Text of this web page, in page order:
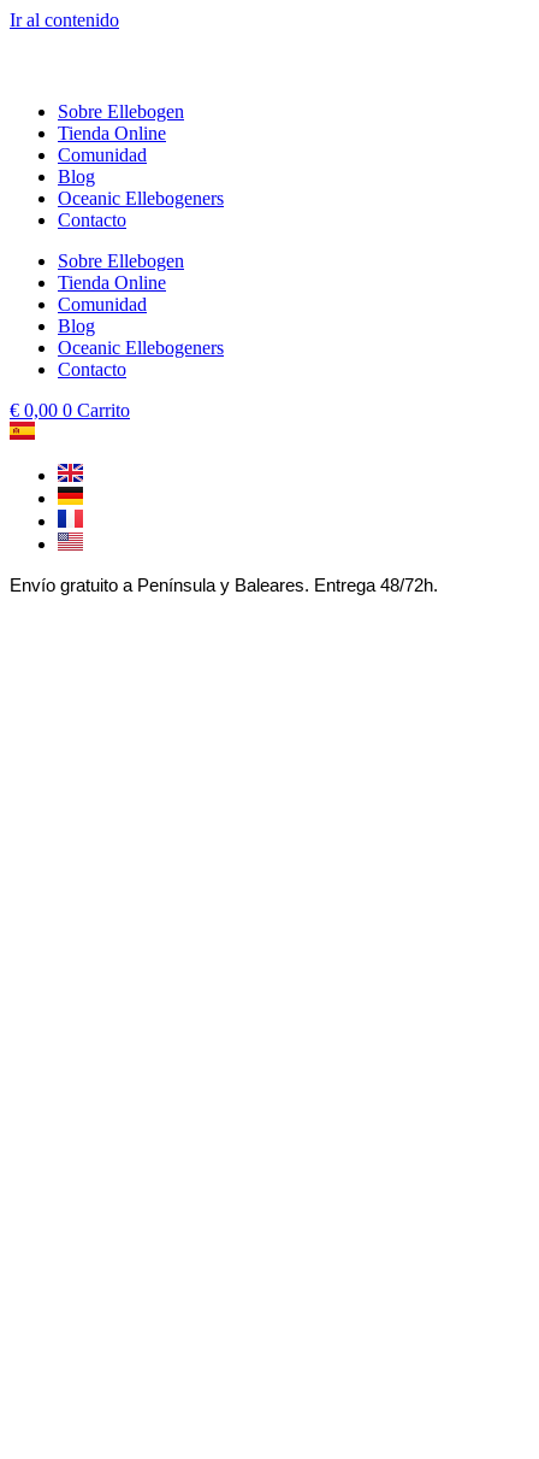
Ir al contenido
Sobre Ellebogen
Tienda Online
Comunidad
Blog
Oceanic Ellebogeners
Contacto
Sobre Ellebogen
Tienda Online
Comunidad
Blog
Oceanic Ellebogeners
Contacto
€ 0,00 0 Carrito
Envío gratuito a Península y Baleares. Entrega 48/72h.